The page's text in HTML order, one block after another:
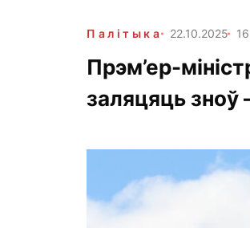
Палітыка 22.10.2025
Прэм’ер-
заляцяць